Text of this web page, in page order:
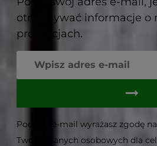
otrzymywać informacje o
promocjach.
Podając e-mail wyrażasz zgodę
Twoich danych osobowych dla